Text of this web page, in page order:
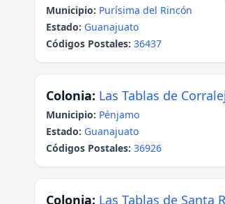
Municipio: Purísima del Rincón
Estado: Guanajuato
Códigos Postales: 36437
Colonia: Las Tablas de
Municipio: Pénjamo
Estado: Guanajuato
Códigos Postales: 36926
Colonia: Las Tablas de Santa